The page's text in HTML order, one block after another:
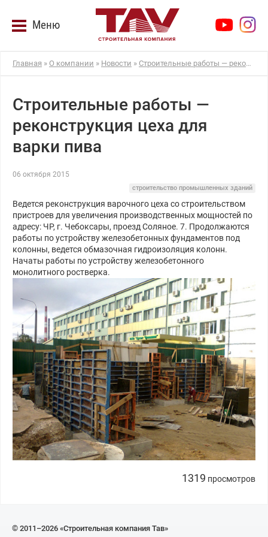
Меню
Главная » О компании » Новости » Строительные работы — реконструкция цеха для варки пива
Строительные работы —
реконструкция цеха для
варки пива
06 октября 2015
строительство промышленных зданий
Ведется реконструкция варочного цеха со строительством
пристроев для увеличения производственных мощностей по
адресу: ЧР, г. Чебоксары, проезд Соляное. 7. Продолжаются
работы по устройству железобетонных фундаментов под
колонны, ведется обмазочная гидроизоляция колонн.
Начаты работы по устройству железобетонного
монолитного ростверка.
1319 просмотров
© 2011–2026 «Строительная компания Тав»